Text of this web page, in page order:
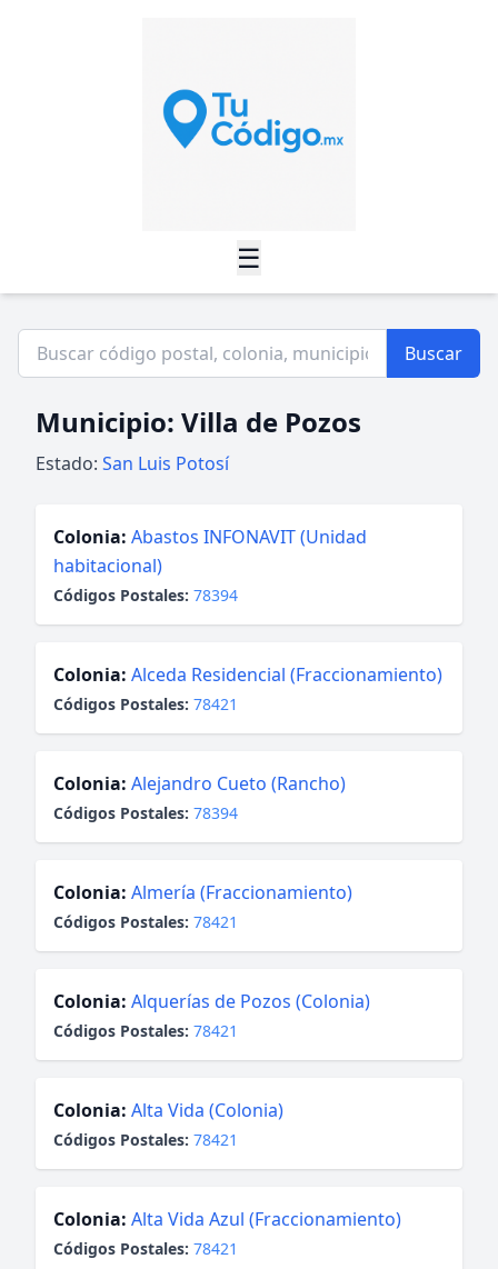
☰
Buscar
Municipio: Villa de Pozos
Estado: San Luis Potosí
Colonia: Abastos INFONAVIT (Unidad
habitacional)
Códigos Postales: 78394
Colonia: Alceda Residencial (Fraccionamiento)
Códigos Postales: 78421
Colonia: Alejandro Cueto (Rancho)
Códigos Postales: 78394
Colonia: Almería (Fraccionamiento)
Códigos Postales: 78421
Colonia: Alquerías de Pozos (Colonia)
Códigos Postales: 78421
Colonia: Alta Vida (Colonia)
Códigos Postales: 78421
Colonia: Alta Vida Azul (Fraccionamiento)
Códigos Postales: 78421